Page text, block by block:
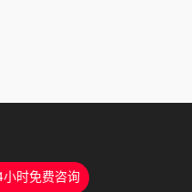
小时免费咨询